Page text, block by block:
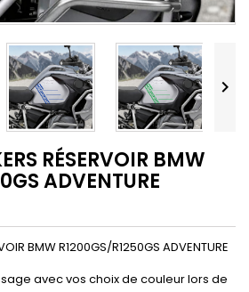

RÉSERVOIR BMW
ADVENTURE
BMW R1200GS/R1250GS ADVENTURE
avec vos choix de couleur lors de